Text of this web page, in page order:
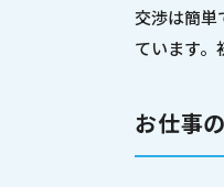
交渉は簡単
ています。
お仕事